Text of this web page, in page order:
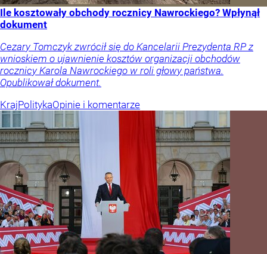
Ile kosztowały obchody rocznicy Nawrockiego? Wpłynął
dokument
Cezary Tomczyk zwrócił się do Kancelarii Prezydenta RP z
wnioskiem o ujawnienie kosztów organizacji obchodów
rocznicy Karola Nawrockiego w roli głowy państwa.
Opublikował dokument.
KrajPolitykaOpinie i komentarze